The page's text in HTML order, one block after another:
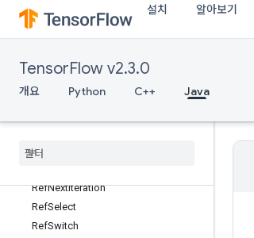
설치 알아보기
TensorFlow v2.3.0
개요 Python C++ Java
ReduceAny
ReduceMax
ReduceProd
ReduceSum
Ref
RefNextIteration
RefSelect
RefSwitch